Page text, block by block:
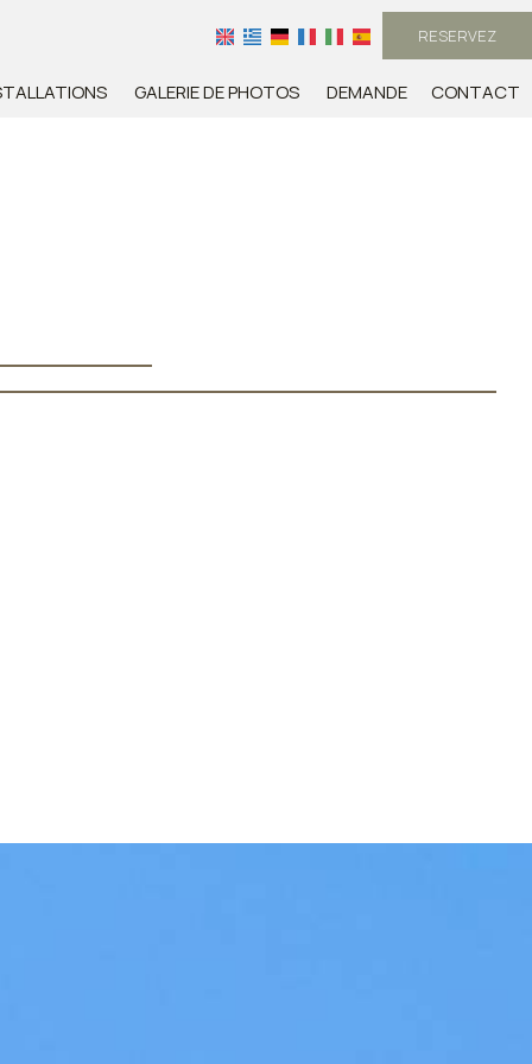
RESERVEZ
GALERIE DE PHOTOS DEMANDE CONTACT